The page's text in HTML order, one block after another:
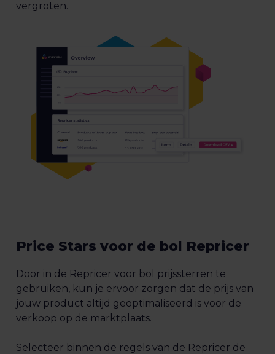
vergroten.
Price Stars voor de bol Repricer
Door in de Repricer voor bol prijssterren te
gebruiken, kun je ervoor zorgen dat de prijs van
jouw product altijd geoptimaliseerd is voor de
verkoop op de marktplaats.
Selecteer binnen de regels van de Repricer de